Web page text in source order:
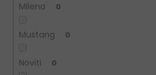
Milena 0
Mustang 0
Noviti 0